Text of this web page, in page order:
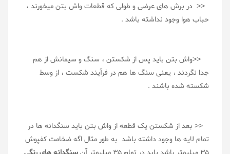
<< در برش های عرضی و طولی که قطعات واش بتن میخورند ،
حباب هوا وجود نداشته باشد .
<<واش بتن باید پس از شکستن ، سنگ و سیمانش از هم
جدا نگردند ، یعنی سنگ ها هم در فرآیند شکست ، از وسط
شکسته شده باشند .
<< بعد از شکستن یک قطعه از واش بتن باید سنگدانه ها در
تمام لایه ها وجود داشته باشد به طور مثال اگه ضخامت کفپوش